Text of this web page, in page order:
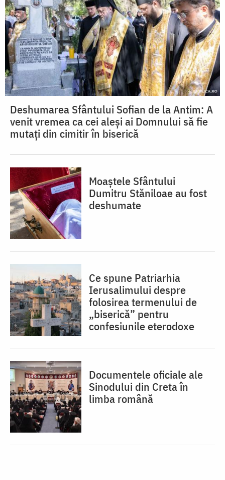
Deshumarea Sfântului Sofian de la Antim: A
venit vremea ca cei aleși ai Domnului să fie
mutați din cimitir în biserică
Moaștele Sfântului
Dumitru Stăniloae au fost
deshumate
Ce spune Patriarhia
Ierusalimului despre
folosirea termenului de
„biserică” pentru
confesiunile eterodoxe
Documentele oficiale ale
Sinodului din Creta în
limba română